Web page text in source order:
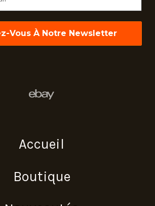
Accueil
Boutique